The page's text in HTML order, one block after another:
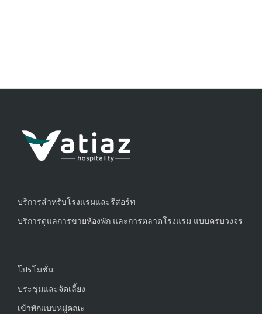
บริการสำหรับโรงแรมและรีสอร์ท
บริการดูแลการขายห้องพัก และการตลาดโรงแรม แบบครบวงจร
โปรโมชั่น
ประชุมและจัดเลี้ยง
เข้าพักแบบหมู่คณะ